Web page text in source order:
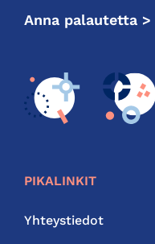
Anna palautetta >
PIKALINKIT
Yhteystiedot